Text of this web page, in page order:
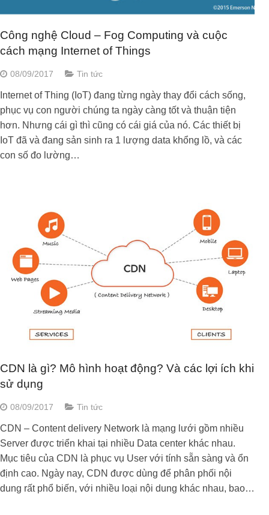
Công nghệ Cloud – Fog Computing và cuộc
cách mạng Internet of Things
08/09/2017 Tin tức
Internet of Thing (IoT) đang từng ngày thay đổi cách sống,
phục vụ con người chúng ta ngày càng tốt và thuận tiện
hơn. Nhưng cái gì thì cũng có cái giá của nó. Các thiết bị
IoT đã và đang sản sinh ra 1 lượng data khổng lồ, và các
con số đo lường…
CDN là gì? Mô hình hoạt động? Và các lợi ích khi
sử dụng
08/09/2017 Tin tức
CDN – Content delivery Network là mạng lưới gồm nhiều
Server được triển khai tại nhiều Data center khác nhau.
Mục tiêu của CDN là phục vụ User với tính sẵn sàng và ổn
định cao. Ngày nay, CDN được dùng để phân phối nội
dung rất phổ biến, với nhiều loại nội dung khác nhau, bao…